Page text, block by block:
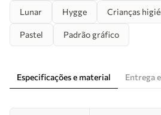
Lunar Hygge Crianças
Pastel Padrão gráfico
Especificações e material Entrega